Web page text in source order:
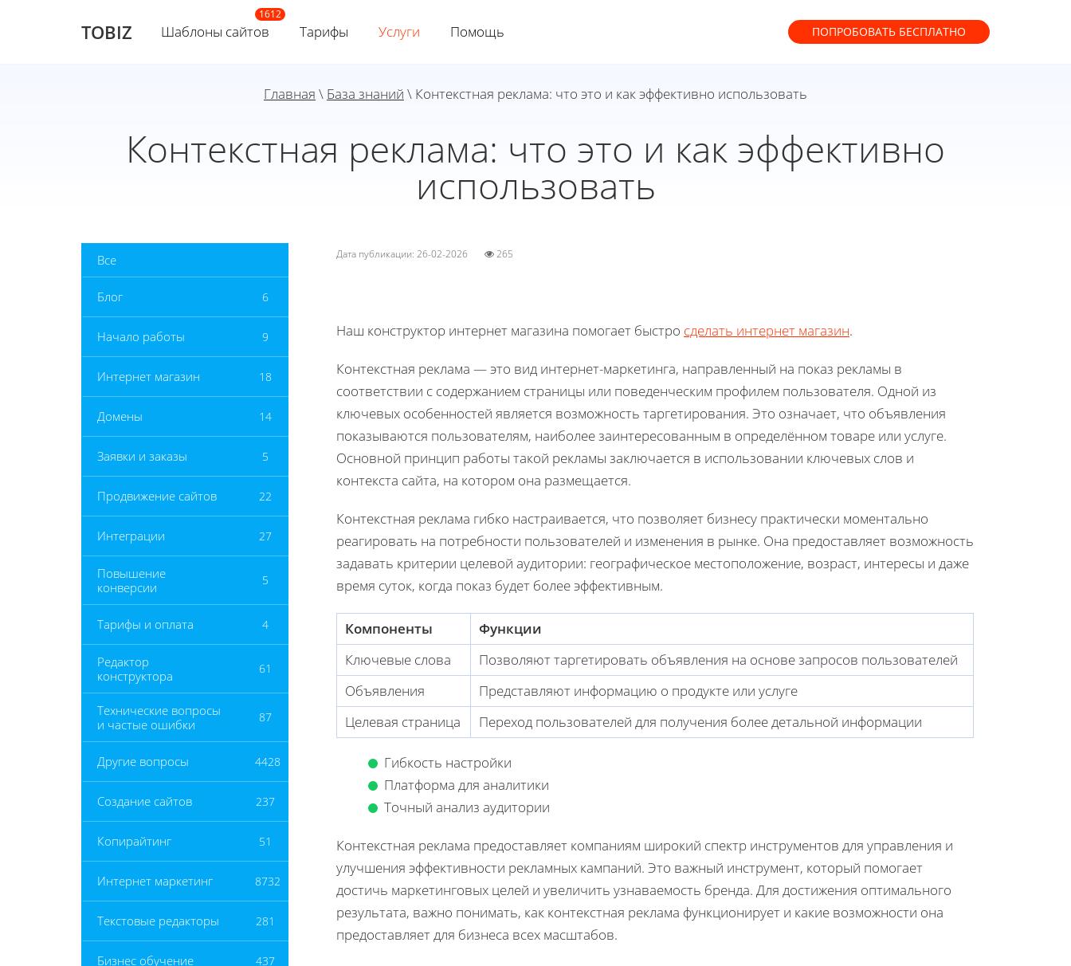
TOBIZ Шаблоны сайтов Тарифы Услуги Помощь ПОПРОБОВАТЬ БЕСПЛАТНО
Главная \ База знаний \ Контекстная реклама: что это и как эффективно использовать
Контекстная реклама: что это и как эффективно
использовать
Все
Блог 6
Начало работы 9
Интернет магазин 18
Домены 14
Заявки и заказы 5
Продвижение сайтов 22
Интеграции 27
Повышение
конверсии
5
Тарифы и оплата 4
Редактор
конструктора
61
Технические вопросы
и частые ошибки
87
Другие вопросы 4428
Создание сайтов 237
Копирайтинг 51
Интернет маркетинг 8732
Текстовые редакторы 281
Бизнес обучение 437
Дата публикации: 26-02-2026 265
Наш конструктор интернет магазина помогает быстро сделать интернет магазин.
Контекстная реклама — это вид интернет-маркетинга, направленный на показ рекламы в
соответствии с содержанием страницы или поведенческим профилем пользователя. Одной из
ключевых особенностей является возможность таргетирования. Это означает, что объявления
показываются пользователям, наиболее заинтересованным в определённом товаре или услуге.
Основной принцип работы такой рекламы заключается в использовании ключевых слов и
контекста сайта, на котором она размещается.
Контекстная реклама гибко настраивается, что позволяет бизнесу практически моментально
реагировать на потребности пользователей и изменения в рынке. Она предоставляет возможность
задавать критерии целевой аудитории: географическое местоположение, возраст, интересы и даже
время суток, когда показ будет более эффективным.
Компоненты
Функции
Ключевые слова
Позволяют таргетировать объявления на основе запросов пользователей
Объявления
Представляют информацию о продукте или услуге
Целевая страница
Переход пользователей для получения более детальной информации
Гибкость настройки
Платформа для аналитики
Точный анализ аудитории
Контекстная реклама предоставляет компаниям широкий спектр инструментов для управления и
улучшения эффективности рекламных кампаний. Это важный инструмент, который помогает
достичь маркетинговых целей и увеличить узнаваемость бренда. Для достижения оптимального
результата, важно понимать, как контекстная реклама функционирует и какие возможности она
предоставляет для бизнеса всех масштабов.